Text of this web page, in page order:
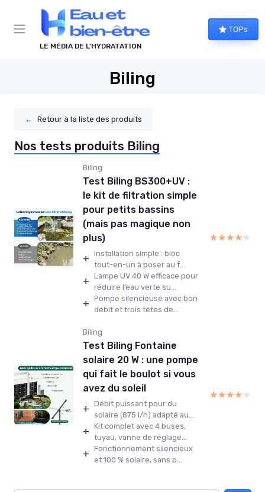
LE MÉDIA DE L'HYDRATATION
TOPs
Biling
← Retour à la liste des produits
Nos tests produits Biling
Biling
Test Biling BS300+UV :
le kit de filtration simple
pour petits bassins
(mais pas magique non
plus)
+ Installation simple : bloc
tout-en-un à poser au f...
+ Lampe UV 40 W efficace pour
réduire l’eau verte su...
+ Pompe silencieuse avec bon
débit et trois têtes de...
★★★★★
★★★★★
Biling
Test Biling Fontaine
solaire 20 W : une pompe
qui fait le boulot si vous
avez du soleil
+ Débit puissant pour du
solaire (875 l/h) adapté au...
+ Kit complet avec 4 buses,
tuyau, vanne de réglage...
+ Fonctionnement silencieux
et 100 % solaire, sans b...
★★★★★
★★★★★
Panneau de gestion des cookies